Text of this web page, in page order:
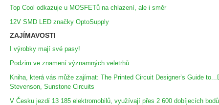
Top Cool odkazuje u MOSFETů na chlazení, ale i směr
12V SMD LED značky OptoSupply
ZAJÍMAVOSTI
I výrobky mají své pasy!
Podzim ve znamení významných veletrhů
Kniha, která vás může zajímat: The Printed Circuit Designer’s Guide
Stevenson, Sunstone Circuits
V Česku jezdí 13 185 elektromobilů, využívají přes 2 600 dobíjecích bodů